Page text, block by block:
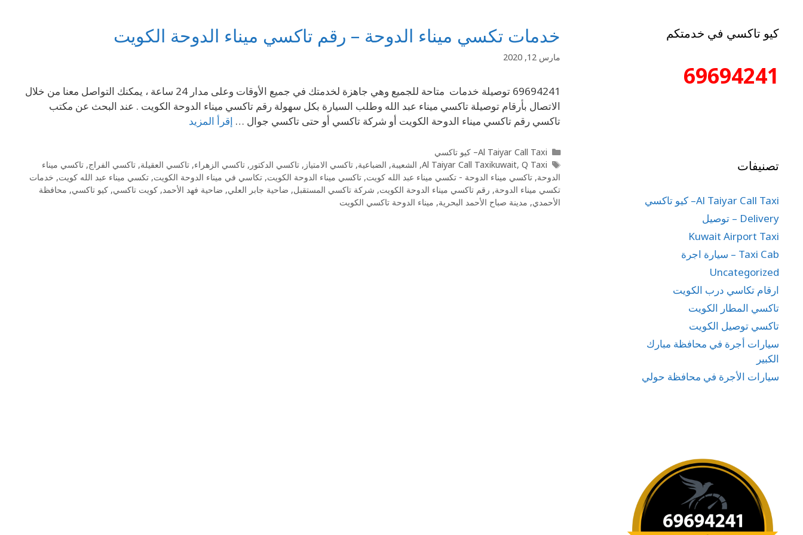
خدمات تكسي ميناء الدوحة – رقم تاكسي ميناء الدوحة الكويت
مارس 12, 2020
69694241 توصيلة خدمات متاحة للجميع وهي جاهزة لخدمتك في جميع الأوقات وعلى مدار 24 ساعة ، يمكنك التواصل معنا من خلال
الاتصال بأرقام توصيلة تاكسي ميناء عبد الله وطلب السيارة بكل سهولة رقم تاكسي ميناء الدوحة الكويت . عند البحث عن مكتب
تاكسي رقم تاكسي ميناء الدوحة الكويت أو شركة تاكسي أو حتى تاكسي جوال … إقرأ المزيد
Al Taiyar Call Taxi– كيو تاكسي
Al Taiyar Call Taxikuwait,Q Taxi
, الشعيبة, الضباعية, تاكسي الامتياز , تاكسي الدكتور , تاكسي الزهراء, تاكسي العقيلة, تاكسي الفراج, تاكسي ميناء
الدوحة, تاكسي ميناء الدوحة - تكسي ميناء عبد الله كويت, تاكسي ميناء الدوحة الكويت, تكاسي في ميناء الدوحة الكويت, تكسي ميناء عبد الله كويت, خدمات
تكسي ميناء الدوحة, رقم تاكسي ميناء الدوحة الكويت, شركة تاكسي المستقبل, ضاحية جابر العلي, ضاحية فهد الأحمد, كويت تاكسي, كيو تاكسي, محافظة
الأحمدي, مدينة صباح الأحمد البحرية, ميناء الدوحة تاكسي الكويت
كيو تاكسي في خدمتكم
69694241
تصنيفات
Al Taiyar Call Taxi– كيو تاكسي
Delivery – توصيل
Kuwait Airport Taxi
Taxi Cab – سيارة اجرة
Uncategorized
ارقام تكاسي درب الكويت
تاكسي المطار الكويت
تاكسي توصيل الكويت
سيارات أجرة في محافظة مبارك
الكبير
سيارات الأجرة في محافظة حولي